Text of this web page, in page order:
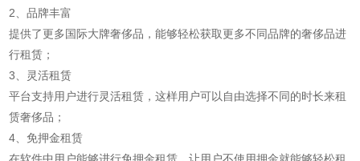
2、品牌丰富
提供了更多国际大牌奢侈品，能够轻松获取更多不同品牌的奢侈品进
行租赁；
3、灵活租赁
平台支持用户进行灵活租赁，这样用户可以自由选择不同的时长来租
赁奢侈品；
4、免押金租赁